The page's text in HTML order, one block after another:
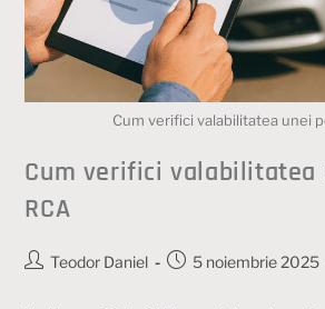
Cum verifici valabilitatea unei
Cum verifici valabilitatea
RCA
Teodor Daniel 5 noiembrie 2025